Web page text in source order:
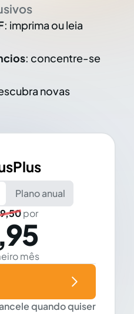
: imprima ou leia
: concentre-se
novas
Plano anual
por
mês
quando quiser